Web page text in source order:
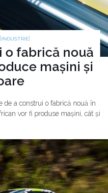
INDUSTRIE
o fabrică nouă
mașini și
de a construi o fabrică nouă în
vor fi produse mașini, cât și